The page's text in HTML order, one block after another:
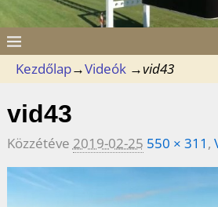
Kezdőlap→Videók →vid43
vid43
Közzétéve 2019-02-25 550 × 311 ,